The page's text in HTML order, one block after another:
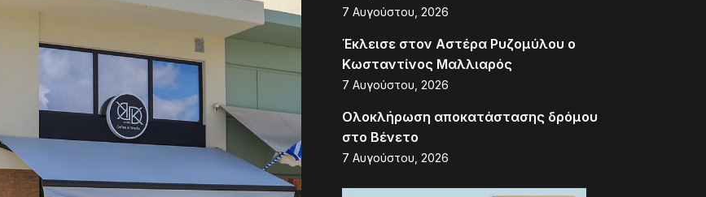
7 Αυγούστου, 2026
Έκλεισε στον Αστέρα Ρυζομύλου ο
Κωσταντίνος Μαλλιαρός
7 Αυγούστου, 2026
Ολοκλήρωση αποκατάστασης δρόμου
στο Βένετο
7 Αυγούστου, 2026